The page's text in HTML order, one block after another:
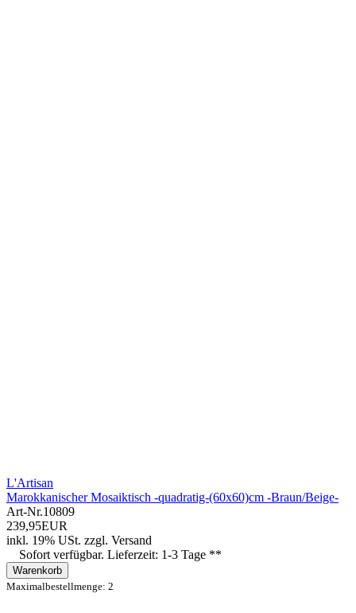
L'Artisan
Marokkanischer Mosaiktisch -quadratig-(60x60)cm -Braun/Beige-
Art-Nr.10809
239,95EUR
inkl. 19% USt. zzgl. Versand
Sofort verfügbar. Lieferzeit: 1-3 Tage **
Warenkorb
Maximalbestellmenge: 2